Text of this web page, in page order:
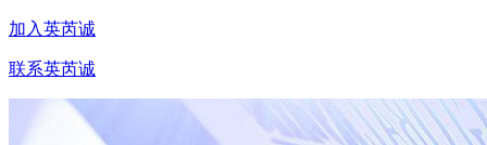
加入英芮诚
联系英芮诚